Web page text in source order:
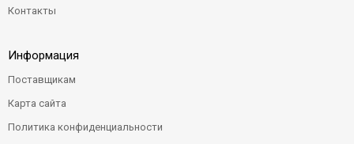
Контакты
Информация
Поставщикам
Карта сайта
Политика конфиденциальности